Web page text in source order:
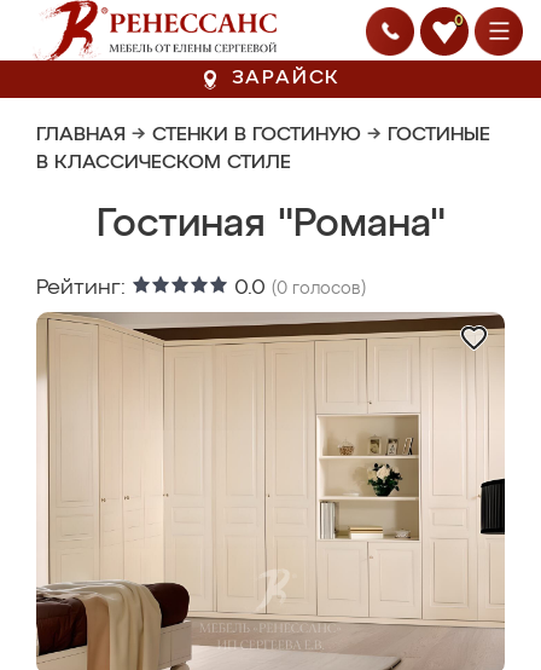
0
ЗАРАЙСК
ГЛАВНАЯ → СТЕНКИ В ГОСТИНУЮ → ГОСТИНЫЕ
В КЛАССИЧЕСКОМ СТИЛЕ
Гостиная "Романа"
Рейтинг: 0.0 (0 голосов)